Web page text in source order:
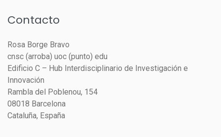
Contacto
Rosa Borge Bravo
cnsc (arroba) uoc (punto) edu
Edificio C – Hub Interdisciplinario de Investigación e
Innovación
Rambla del Poblenou, 154
08018 Barcelona
Cataluña, España